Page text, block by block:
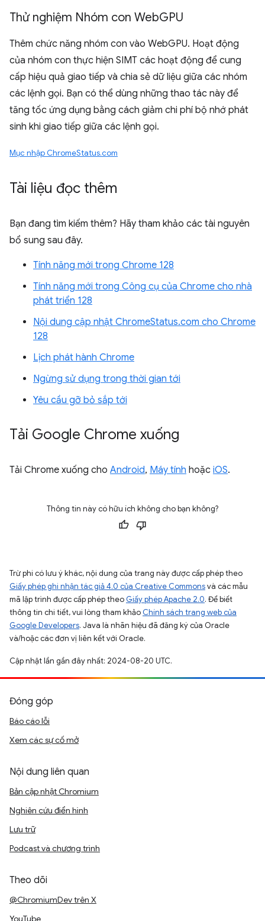
Thử nghiệm Nhóm con WebGPU
Thêm chức năng nhóm con vào WebGPU. Hoạt động
của nhóm con thực hiện SIMT các hoạt động để cung
cấp hiệu quả giao tiếp và chia sẻ dữ liệu giữa các nhóm
các lệnh gọi. Bạn có thể dùng những thao tác này để
tăng tốc ứng dụng bằng cách giảm chi phí bộ nhớ phát
sinh khi giao tiếp giữa các lệnh gọi.
Mục nhập ChromeStatus.com
Tài liệu đọc thêm
Bạn đang tìm kiếm thêm? Hãy tham khảo các tài nguyên
bổ sung sau đây.
Tính năng mới trong Chrome 128
Tính năng mới trong Công cụ của Chrome cho nhà
phát triển 128
Nội dung cập nhật ChromeStatus.com cho Chrome
128
Lịch phát hành Chrome
Ngừng sử dụng trong thời gian tới
Yêu cầu gỡ bỏ sắp tới
Tải Google Chrome xuống
Tải Chrome xuống cho Android, Máy tính hoặc iOS.
Thông tin này có hữu ích không cho bạn không?
Trừ phi có lưu ý khác, nội dung của trang này được cấp phép theo
Giấy phép ghi nhận tác giả 4.0 của Creative Commonsvà các mẫu
mã lập trình được cấp phép theo Giấy phép Apache 2.0. Để biết
thông tin chi tiết, vui lòng tham khảo Chính sách trang web của
Google Developers. Java là nhãn hiệu đã đăng ký của Oracle
và/hoặc các đơn vị liên kết với Oracle.
Cập nhật lần gần đây nhất: 2024-08-20 UTC.
Đóng góp
Báo cáo lỗi
Xem các sự cố mở
Nội dung liên quan
Bản cập nhật Chromium
Nghiên cứu điển hình
Lưu trữ
Podcast và chương trình
Theo dõi
@ChromiumDev trên X
YouTube